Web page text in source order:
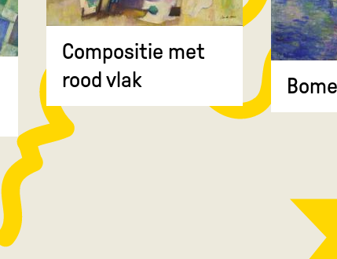
Compositie met
rood vlak